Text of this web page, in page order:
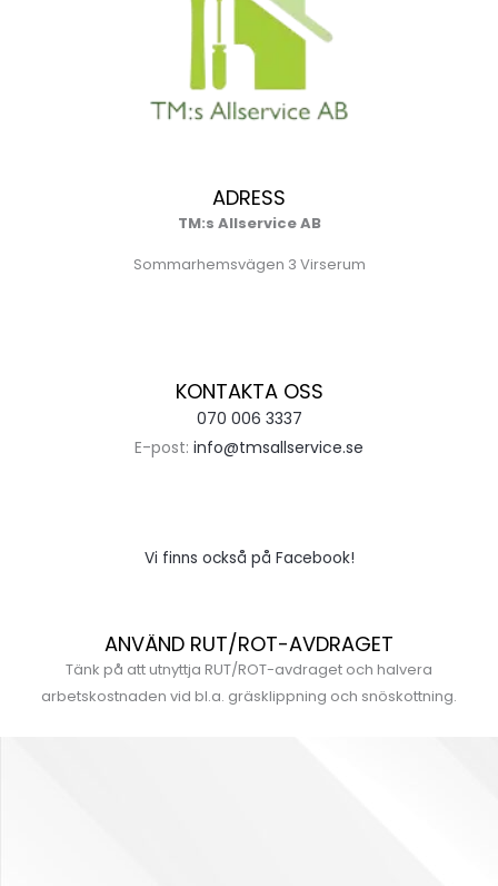
ADRESS
TM:s Allservice AB
Sommarhemsvägen 3 Virserum
KONTAKTA OSS
070 006 3337
E-post: info@tmsallservice.se
Vi finns också på Facebook!
ANVÄND RUT/ROT-AVDRAGET
Tänk på att utnyttja RUT/ROT-avdraget och halvera
arbetskostnaden vid bl.a. gräsklippning och snöskottning.